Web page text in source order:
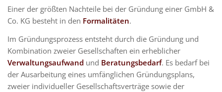
Einer der größten Nachteile bei der Gründung einer GmbH &
Co. KG besteht in den Formalitäten.
Im Gründungsprozess entsteht durch die Gründung und
Kombination zweier Gesellschaften ein erheblicher
Verwaltungsaufwand und Beratungsbedarf. Es bedarf bei
der Ausarbeitung eines umfänglichen Gründungsplans,
zweier individueller Gesellschaftsverträge sowie der